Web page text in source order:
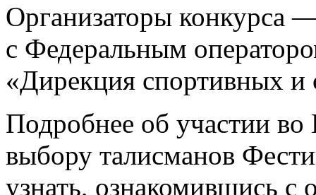
Организаторы конкурса
с Федеральным
«Дирекция спортивных и
Подробнее об участии во
выбору талисманов
узнать, ознакомившись